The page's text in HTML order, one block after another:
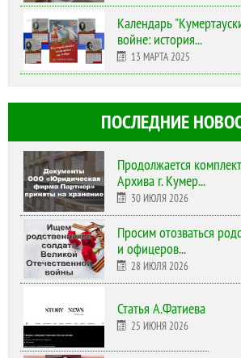
Календарь
войне: история...
13 МАРТА 2025
ПОСЛЕДНИЕ
Продолжается
Архива г. Кумер...
30 ИЮЛЯ 2026
Просим отозваться
и офицеров...
28 ИЮЛЯ 2026
Статья А.Фатиева
25 ИЮНЯ 2026